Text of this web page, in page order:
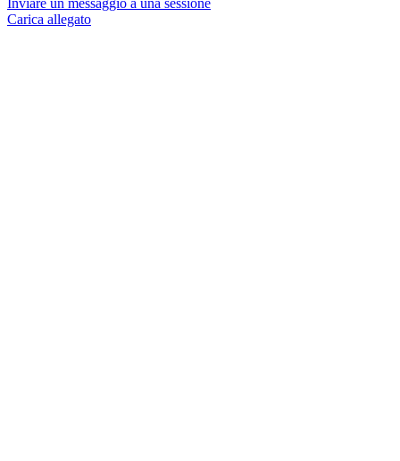
Inviare un messaggio a una sessione
Carica allegato